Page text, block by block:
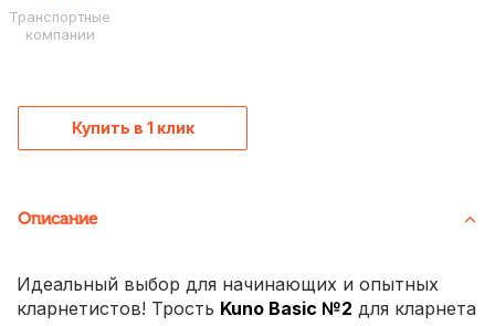
Транспортные
компании
Купить в 1 клик
Описание
Идеальный выбор для начинающих и опытных
кларнетистов! Трость Kuno Basic №2 для кларнета